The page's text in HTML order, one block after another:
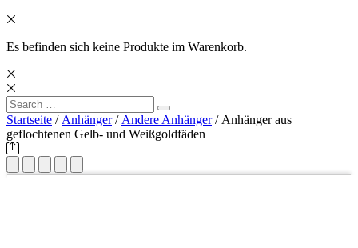
Es befinden sich keine Produkte im Warenkorb.
Search
for:
Search
Startseite / Anhänger/ Andere Anhänger/ Anhänger aus
geflochtenen Gelb- und Weißgoldfäden